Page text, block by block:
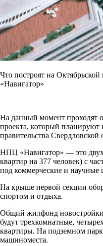
Что построят на
«Навигатор»
На данный момент проходят
проекта, который планируют
правительства
НПЦ «Навигатор» — это
квартир на 377 человек) с
под коммерческие и научные
На крыше первой секции
спортом и отдыха.
Общий жилфонд
будут трехкомнатные,
квартиры. На подземном
машиноместа.